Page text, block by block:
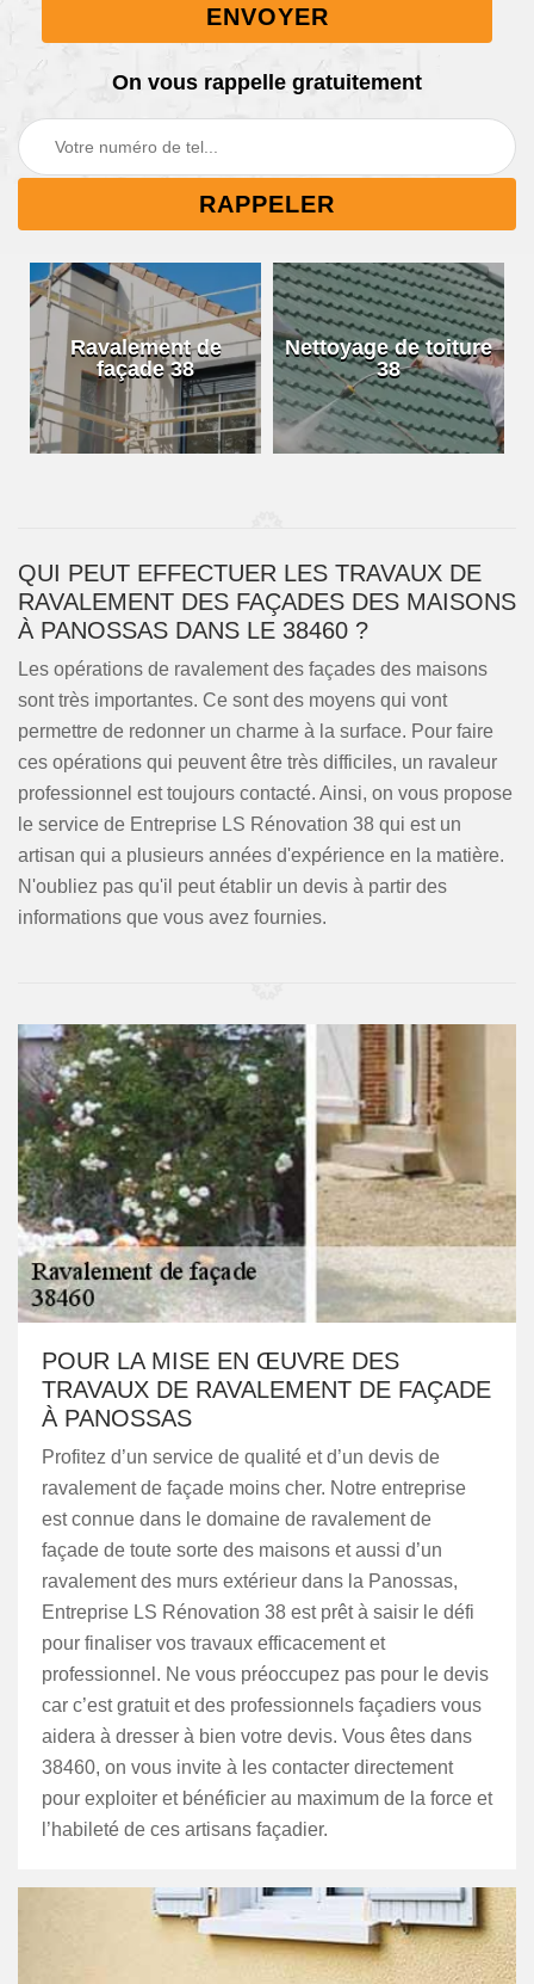
On vous rappelle gratuitement
Ravalement de
façade 38
Nettoyage de toiture
38
QUI PEUT EFFECTUER LES TRAVAUX DE
RAVALEMENT DES FAÇADES DES MAISONS
À PANOSSAS DANS LE 38460 ?
Les opérations de ravalement des façades des maisons
sont très importantes. Ce sont des moyens qui vont
permettre de redonner un charme à la surface. Pour faire
ces opérations qui peuvent être très difficiles, un ravaleur
professionnel est toujours contacté. Ainsi, on vous propose
le service de Entreprise LS Rénovation 38 qui est un
artisan qui a plusieurs années d'expérience en la matière.
N'oubliez pas qu'il peut établir un devis à partir des
informations que vous avez fournies.
POUR LA MISE EN ŒUVRE DES
TRAVAUX DE RAVALEMENT DE FAÇADE
À PANOSSAS
Profitez d’un service de qualité et d’un devis de
ravalement de façade moins cher. Notre entreprise
est connue dans le domaine de ravalement de
façade de toute sorte des maisons et aussi d’un
ravalement des murs extérieur dans la Panossas,
Entreprise LS Rénovation 38 est prêt à saisir le défi
pour finaliser vos travaux efficacement et
professionnel. Ne vous préoccupez pas pour le devis
car c’est gratuit et des professionnels façadiers vous
aidera à dresser à bien votre devis. Vous êtes dans
38460, on vous invite à les contacter directement
pour exploiter et bénéficier au maximum de la force et
l’habileté de ces artisans façadier.